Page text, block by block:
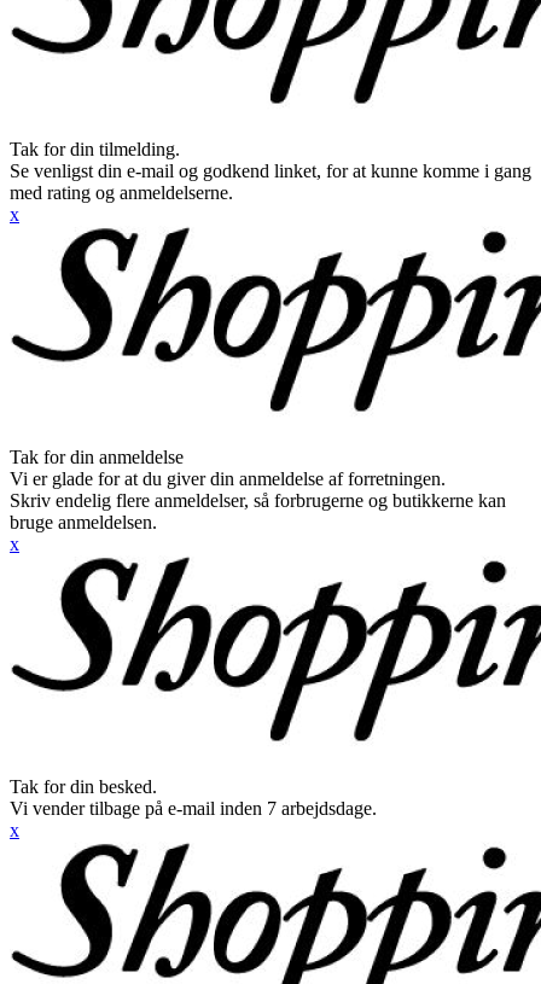
Tak for din tilmelding.
Se venligst din e-mail og godkend linket, for at kunne komme i gang
med rating og anmeldelserne.
x
Tak for din anmeldelse
Vi er glade for at du giver din anmeldelse af forretningen.
Skriv endelig flere anmeldelser, så forbrugerne og butikkerne kan
bruge anmeldelsen.
x
Tak for din besked.
Vi vender tilbage på e-mail inden 7 arbejdsdage.
x